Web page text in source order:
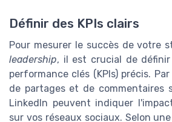
Définir des KPIs clairs
Pour mesurer le succès de votre
leadership, il est crucial de
performance clés (KPIs) précis.
de partages et de commentaires
LinkedIn peuvent indiquer
sur vos réseaux sociaux. Selon